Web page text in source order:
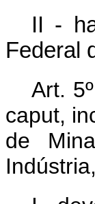
II -
Federal
Art.
caput,
de